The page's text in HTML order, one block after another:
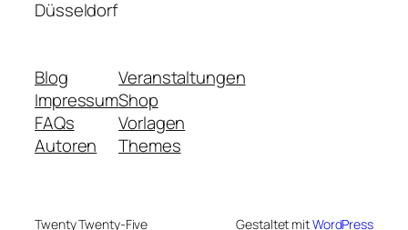
Düsseldorf
Blog
Impressum
FAQs
Autoren
Veranstaltungen
Shop
Vorlagen
Themes
Twenty Twenty-Five Gestaltet mitWordPress